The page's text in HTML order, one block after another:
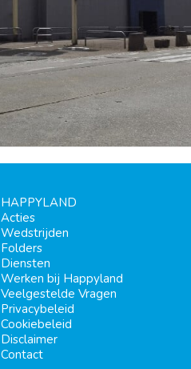
HAPPYLAND
Acties
Wedstrijden
Folders
Diensten
Werken bij Happyland
Veelgestelde Vragen
Privacybeleid
Cookiebeleid
Disclaimer
Contact